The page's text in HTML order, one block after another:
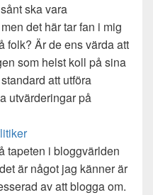
ska vara
det här tar fan i mig
folk? Är de ens värda att
som helst koll på sina
att utföra
utvärderingar på
tapeten i bloggvärlden
är något jag känner är
av att blogga om.